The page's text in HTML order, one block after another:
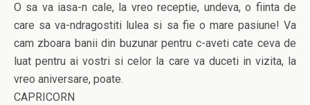
O sa va iasa-n cale, la vreo receptie, undeva, o fiinta de
care sa va-ndragostiti lulea si sa fie o mare pasiune! Va
cam zboara banii din buzunar pentru c-aveti cate ceva de
luat pentru ai vostri si celor la care va duceti in vizita, la
vreo aniversare, poate.
CAPRICORN